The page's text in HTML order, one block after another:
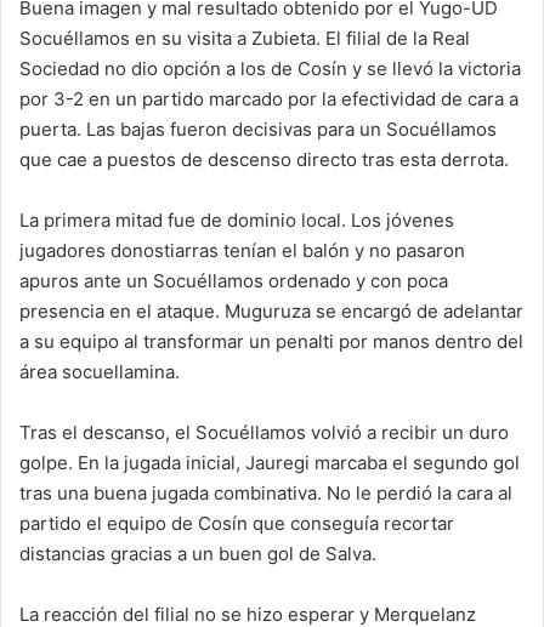
Buena imagen y mal resultado obtenido por el Yugo-UD
Socuéllamos en su visita a Zubieta. El filial de la Real
Sociedad no dio opción a los de Cosín y se llevó la victoria
por 3-2 en un partido marcado por la efectividad de cara a
puerta. Las bajas fueron decisivas para un Socuéllamos
que cae a puestos de descenso directo tras esta derrota.
La primera mitad fue de dominio local. Los jóvenes
jugadores donostiarras tenían el balón y no pasaron
apuros ante un Socuéllamos ordenado y con poca
presencia en el ataque. Muguruza se encargó de adelantar
a su equipo al transformar un penalti por manos dentro del
área socuellamina.
Tras el descanso, el Socuéllamos volvió a recibir un duro
golpe. En la jugada inicial, Jauregi marcaba el segundo gol
tras una buena jugada combinativa. No le perdió la cara al
partido el equipo de Cosín que conseguía recortar
distancias gracias a un buen gol de Salva.
La reacción del filial no se hizo esperar y Merquelanz